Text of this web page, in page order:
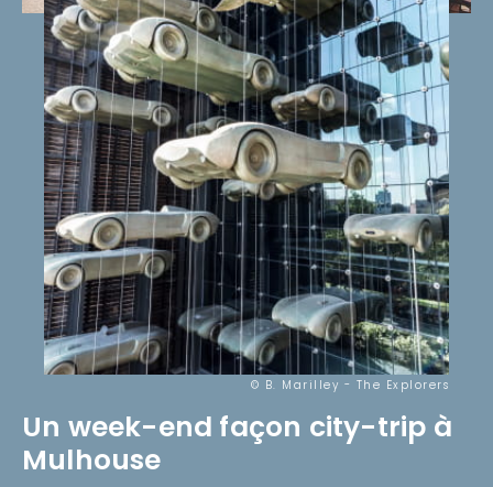
© B. Marilley - The Explorers
Un week-end façon city-trip à
Mulhouse